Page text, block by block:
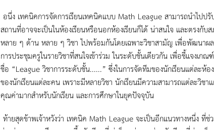
อนึ่ง เทคนิคการจัดการเรียนเทคนิคแบบ Math League สามารถนำไปป
สถานที่อาจจะเป็นในห้องเรียนหรือนอกห้องเรียนก็ได้ น่าสนใจ และตรงกั
หลาย ๆ ด้าน หลาย ๆ วิชา ไปพร้อมกันโดยเฉพาะวิชาสามัญ เพื่อพัฒนาผ
การประชุมครูในรายวิชาที่สนใจเข้าร่วม ในระดับชั้นเดียวกัน เพื่อชี้แจงเ
ชื่อ “League วิชาการระดับชั้น......” ซึ่งในการจัดทีมของนักเรียนแต่ละห้
ของนักเรียนแต่ละคน เพราะมีหลายวิชา นักเรียนมีความสามารถแต่ละวิ
คุณค่ามากสำหรับนักเรียน และการศึกษาในยุคปัจจุบัน
ท้ายสุดข้าพเจ้าหวังว่า เทคนิค Math League จะเป็นอีกแนวทางหนึ่ง ที่